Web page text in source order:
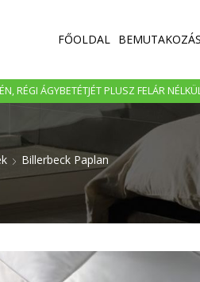
FŐOLDAL BEMUTAKOZÁS
RÉGI ÁGYBETÉTJÉT PLUSZ FELÁR
Billerbeck Paplan